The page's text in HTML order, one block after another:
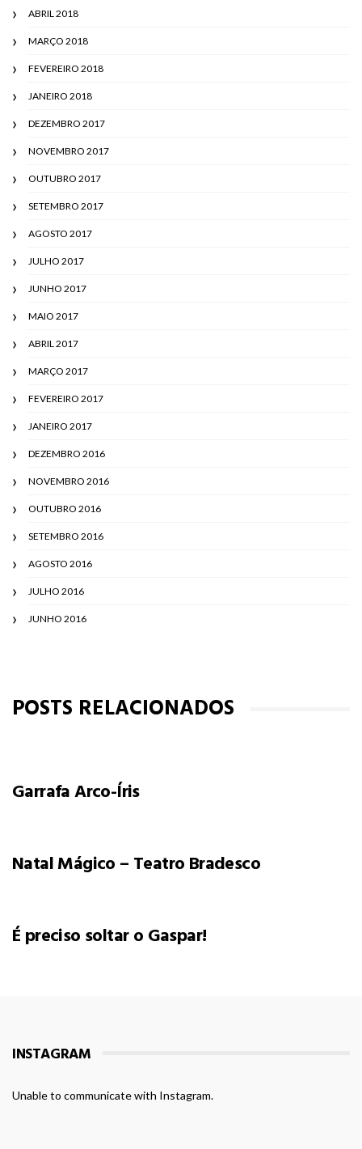
ABRIL 2018
MARÇO 2018
FEVEREIRO 2018
JANEIRO 2018
DEZEMBRO 2017
NOVEMBRO 2017
OUTUBRO 2017
SETEMBRO 2017
AGOSTO 2017
JULHO 2017
JUNHO 2017
MAIO 2017
ABRIL 2017
MARÇO 2017
FEVEREIRO 2017
JANEIRO 2017
DEZEMBRO 2016
NOVEMBRO 2016
OUTUBRO 2016
SETEMBRO 2016
AGOSTO 2016
JULHO 2016
JUNHO 2016
POSTS RELACIONADOS
Garrafa Arco-Íris
Natal Mágico – Teatro Bradesco
É preciso soltar o Gaspar!
INSTAGRAM
Unable to communicate with Instagram.